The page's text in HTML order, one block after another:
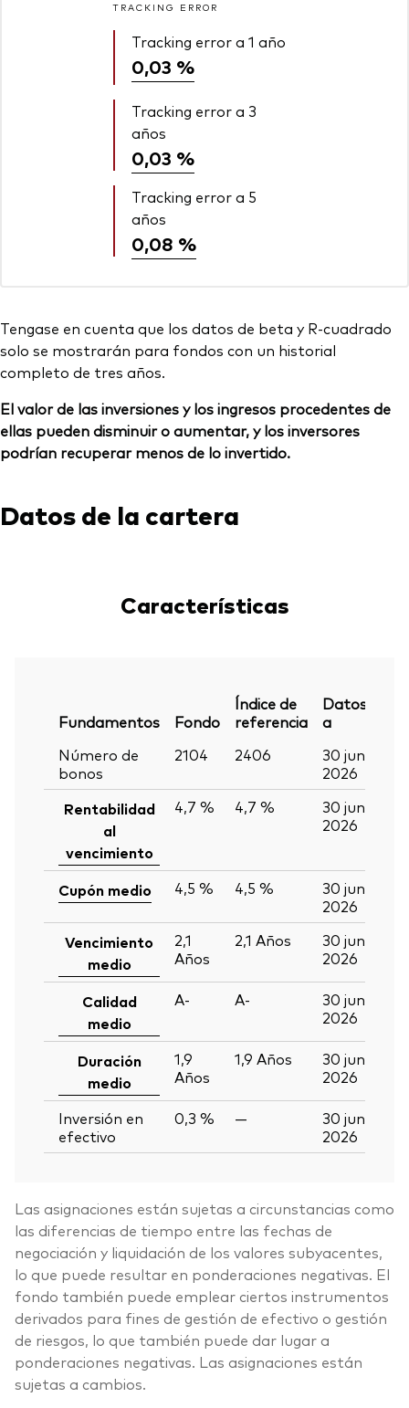
TRACKING ERROR
Tracking error a 1 año
0,03 %
Tracking error a 3
años
0,03 %
Tracking error a 5
años
0,08 %
Tengase en cuenta que los datos de beta y R-cuadrado
solo se mostrarán para fondos con un historial
completo de tres años.
El valor de las inversiones y los ingresos procedentes de
ellas pueden disminuir o aumentar, y los inversores
podrían recuperar menos de lo invertido.
Datos de la cartera
Características
Fundamentos Fondo
Índice de
referencia
Datos
a
Número de
bonos
2104 2406
30 jun
2026
Rentabilidad
al
vencimiento
4,7 % 4,7 %
30 jun
2026
Cupón medio 4,5 % 4,5 %
30 jun
2026
Vencimiento
medio
2,1
Años
2,1 Años
30 jun
2026
Calidad
medio
A- A-
30 jun
2026
Duración
medio
1,9
Años
1,9 Años
30 jun
2026
Inversión en
efectivo
0,3 % —
30 jun
2026
Las asignaciones están sujetas a circunstancias como
las diferencias de tiempo entre las fechas de
negociación y liquidación de los valores subyacentes,
lo que puede resultar en ponderaciones negativas. El
fondo también puede emplear ciertos instrumentos
derivados para fines de gestión de efectivo o gestión
de riesgos, lo que también puede dar lugar a
ponderaciones negativas. Las asignaciones están
sujetas a cambios.